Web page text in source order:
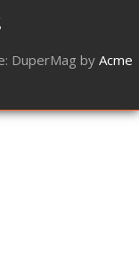
DuperMag by Acme